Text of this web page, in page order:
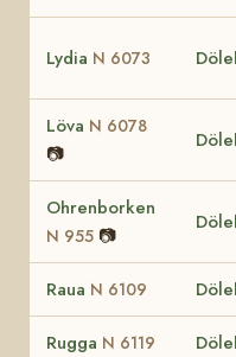
Lydia N 6073
Löva N 6078
📷
Ohrenborken
N 955 📷
Raua N 6109
Rugga N 6119